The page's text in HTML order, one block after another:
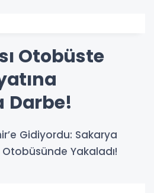
Otobüste
Darbe!
Gidiyordu: Sakarya
Yakaladı!